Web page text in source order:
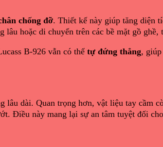
chống đỡ. Thiết kế này giúp tăng diện
lâu hoặc di chuyển trên các bề mặt gồ
B-926 vẫn có thể tự đứng thẳng,
lâu dài. Quan trọng hơn, vật liệu tay cầm
Điều này mang lại sự an tâm tuyệt đối